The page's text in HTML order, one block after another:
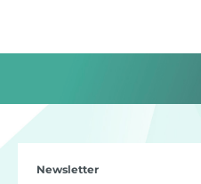
Newsletter